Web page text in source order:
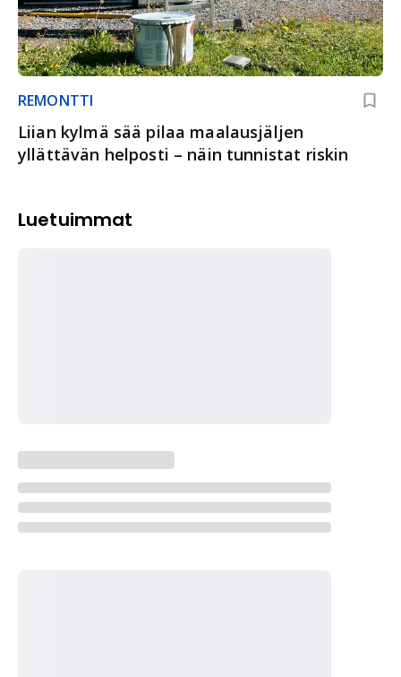
REMONTTI
Liian kylmä sää pilaa maalausjäljen
yllättävän helposti – näin tunnistat riskin
Luetuimmat